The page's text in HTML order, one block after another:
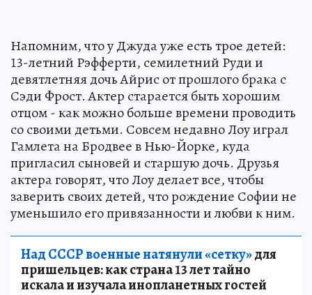
Напомним, что у Джуда уже есть трое детей:
13-летний Рэфферти, семилетний Руди и
девятлетняя дочь Айрис от прошлого брака с
Сэди Фрост. Актер старается быть хорошим
отцом - как можно больше времени проводить
со своими детьми. Совсем недавно Лоу играл
Гамлета на Бродвее в Нью-Йорке, куда
пригласил сыновей и старшую дочь. Друзья
актера говорят, что Лоу делает все, чтобы
заверить своих детей, что рождение Софии не
уменьшило его привязанности и любви к ним.
Над СССР военные натянули «сетку»для
пришельцев: как страна 13 лет тайно
искала и изучала инопланетных гостей